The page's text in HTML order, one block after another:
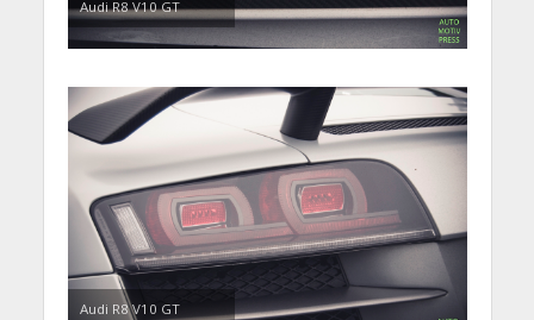
Audi R8 V10 GT
Audi R8 V10 GT